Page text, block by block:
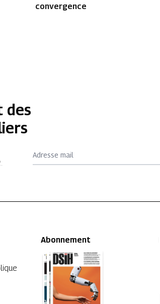
convergence
des
Adresse mail
Abonnement